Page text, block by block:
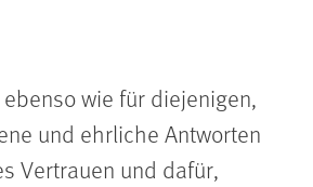
wie für diejenigen,
und ehrliche Antworten
Vertrauen und dafür,